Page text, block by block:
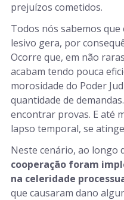
prejuízos cometidos.
Todos nós sabemos
lesivo gera, por
Ocorre que, em não
acabam tendo pouca
morosidade do Poder
quantidade de
encontrar provas. E até
lapso temporal, se
Neste cenário, ao longo
cooperação foram
na celeridade
que causaram dano